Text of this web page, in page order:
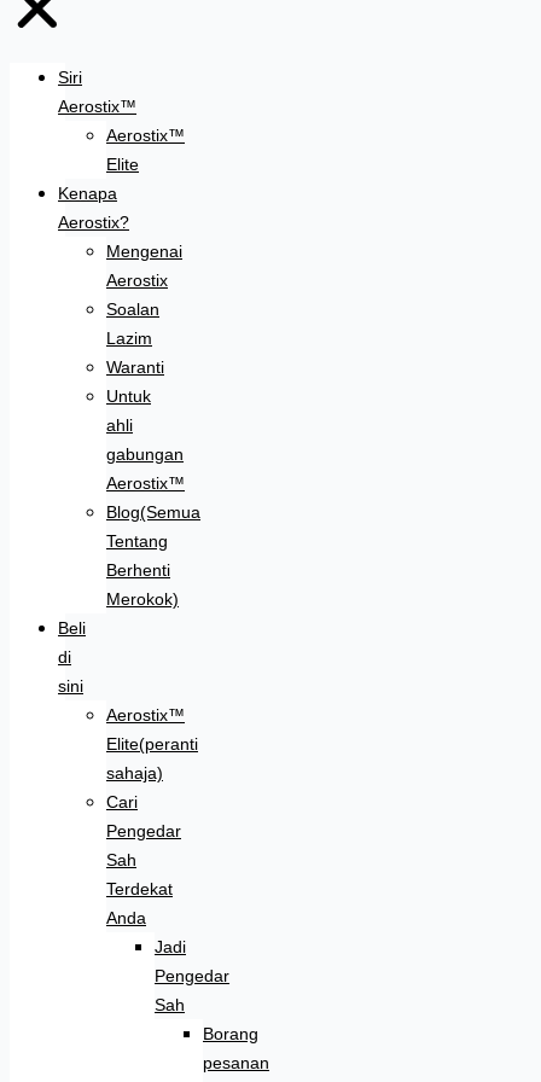
Siri
Aerostix™
Aerostix™
Elite
Kenapa
Aerostix?
Mengenai
Aerostix
Soalan
Lazim
Waranti
Untuk
ahli
gabungan
Aerostix™
Blog(Semua
Tentang
Berhenti
Merokok)
Beli
di
sini
Aerostix™
Elite(peranti
sahaja)
Cari
Pengedar
Sah
Terdekat
Anda
Jadi
Pengedar
Sah
Borang
pesanan